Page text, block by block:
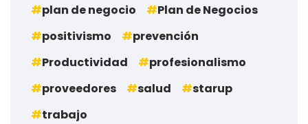
plan de negocio
Plan de Negocios
positivismo
prevención
Productividad
profesionalismo
proveedores
salud
starup
trabajo